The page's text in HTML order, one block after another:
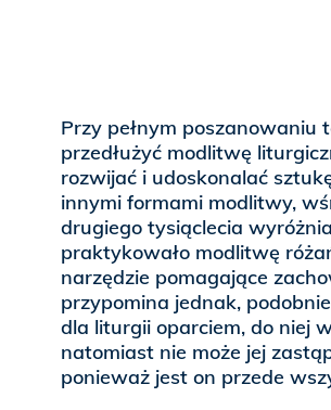
Przy pełnym
przedłużyć modlitwę
rozwijać i udoskonalać
innymi formami modlitwy,
drugiego tysiąclecia
praktykowało modlitwę
narzędzie pomagające
przypomina jednak,
dla liturgii oparciem, do niej
natomiast nie może jej
ponieważ jest on przede